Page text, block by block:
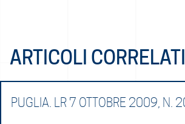
ARTICOLI CORRELATI
PUGLIA. LR 7 OTTOBRE 2009, N.